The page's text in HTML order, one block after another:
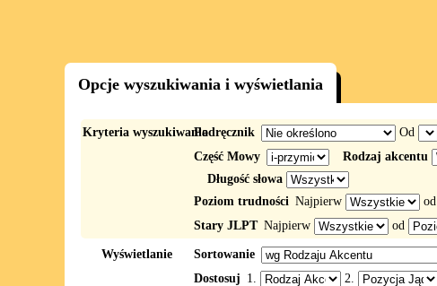
Opcje wyszukiwania i wyświetlania
Kryteria wyszukiwaniaPodręcznik Od
Część Mowy
Rodzaj akcentu
Długość słowa
Poziom trudności Najpierw od
Stary JLPT Najpierw od
Wyświetlanie
Sortowanie
Dostosuj 1. 2.